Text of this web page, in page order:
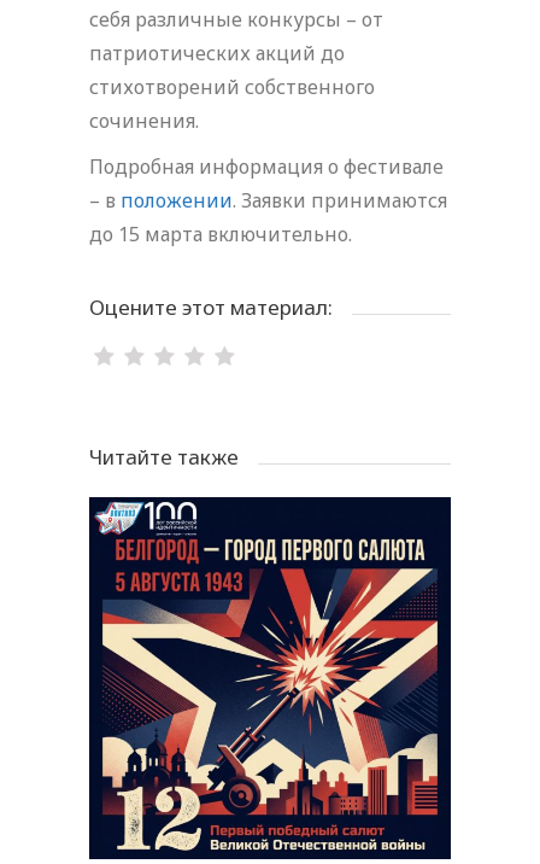
себя различные конкурсы – от
патриотических акций до
стихотворений собственного
сочинения.
Подробная информация о фестивале
– в положении. Заявки принимаются
до 15 марта включительно.
Оцените этот материал:
Читайте также